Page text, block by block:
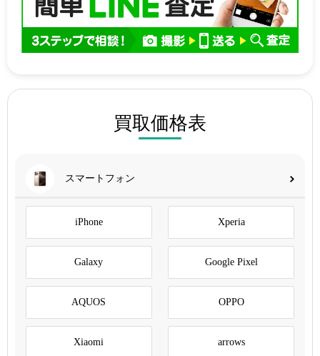
買取価格表
スマートフォン
iPhone Xperia
Galaxy Google Pixel
AQUOS OPPO
Xiaomi arrows